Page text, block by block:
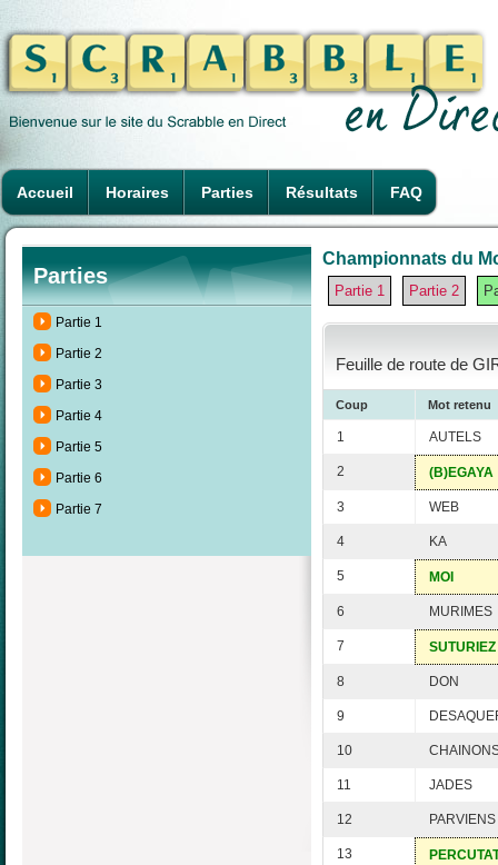
Accueil Horaires Parties Résultats FAQ
Parties
Partie 1
Partie 2
Partie 3
Partie 4
Partie 5
Partie 6
Partie 7
Championnats du
Partie 1 Partie 2
Feuille de route de
Coup Mot retenu
1 AUTELS
2 (B)EGAYA
3 WEB
4 KA
5 MOI
6 MURIMES
7 SUTURIEZ
8 DON
9
10
11 JADES
12 PARVIENS
13